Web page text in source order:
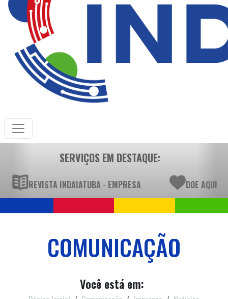
SERVIÇOS EM DESTAQUE:
REVISTA INDAIATUBA - EMPRESA DOE AQUI
COMUNICAÇÃO
Você está em: